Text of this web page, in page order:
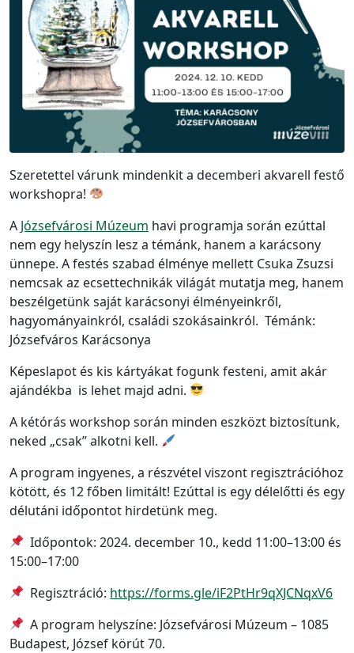
Szeretettel várunk mindenkit a decemberi akvarell festő
workshopra!
A Józsefvárosi Múzeum havi programja során ezúttal
nem egy helyszín lesz a témánk, hanem a karácsony
ünnepe. A festés szabad élménye mellett Csuka Zsuzsi
nemcsak az ecsettechnikák világát mutatja meg, hanem
beszélgetünk saját karácsonyi élményeinkről,
hagyományainkról, családi szokásainkról. Témánk:
Józsefváros Karácsonya
Képeslapot és kis kártyákat fogunk festeni, amit akár
ajándékba is lehet majd adni.
A kétórás workshop során minden eszközt biztosítunk,
neked „csak” alkotni kell.
A program ingyenes, a részvétel viszont regisztrációhoz
kötött, és 12 főben limitált! Ezúttal is egy délelőtti és egy
délutáni időpontot hirdetünk meg.
Időpontok: 2024. december 10., kedd 11:00–13:00 és
15:00–17:00
Regisztráció: https://forms.gle/iF2PtHr9qXJCNqxV6
A program helyszíne: Józsefvárosi Múzeum – 1085
Budapest, József körút 70.